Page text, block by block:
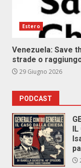
Estero
Venezuela: Save
strade o
29 Giugno 2026
PODCAST
IL